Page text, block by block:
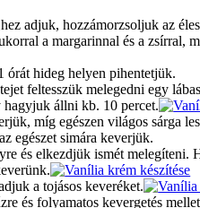
adjuk, hozzámorzsoljuk az
a margarinnal és a zsírral,
órát hideg helyen pihentetjük.
feltesszük melegedni egy
állni kb. 10 percet.
míg egészen világos sárga
egészet simára keverjük.
és elkezdjük ismét
a tojásos keveréket.
és folyamatos kevergetés